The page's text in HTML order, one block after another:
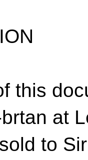
this
at
to